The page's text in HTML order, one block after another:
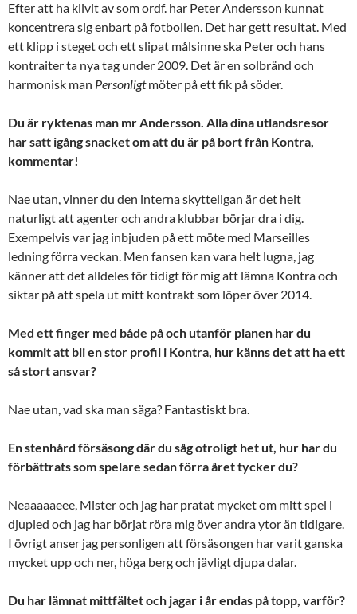
Efter att ha klivit av som ordf. har Peter Andersson kunnat
koncentrera sig enbart på fotbollen. Det har gett resultat. Med
ett klipp i steget och ett slipat målsinne ska Peter och hans
kontraiter ta nya tag under 2009. Det är en solbränd och
harmonisk man Personligtmöter på ett fik på söder.
Du är ryktenas man mr Andersson. Alla dina utlandsresor
har satt igång snacket om att du är på bort från Kontra,
kommentar!
Nae utan, vinner du den interna skytteligan är det helt
naturligt att agenter och andra klubbar börjar dra i dig.
Exempelvis var jag inbjuden på ett möte med Marseilles
ledning förra veckan. Men fansen kan vara helt lugna, jag
känner att det alldeles för tidigt för mig att lämna Kontra och
siktar på att spela ut mitt kontrakt som löper över 2014.
Med ett finger med både på och utanför planen har du
kommit att bli en stor profil i Kontra, hur känns det att ha ett
så stort ansvar?
Nae utan, vad ska man säga? Fantastiskt bra.
En stenhård försäsong där du såg otroligt het ut, hur har du
förbättrats som spelare sedan förra året tycker du?
Neaaaaaeee, Mister och jag har pratat mycket om mitt spel i
djupled och jag har börjat röra mig över andra ytor än tidigare.
I övrigt anser jag personligen att försäsongen har varit ganska
mycket upp och ner, höga berg och jävligt djupa dalar.
Du har lämnat mittfältet och jagar i år endas på topp, varför?